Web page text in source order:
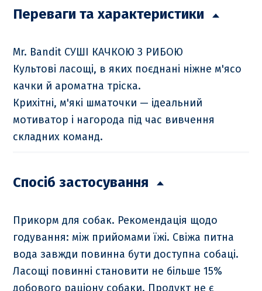
Переваги та характеристики
Mr. Bandit СУШІ КАЧКОЮ З РИБОЮ
Культові ласощі, в яких поєднані ніжне м'ясо
качки й ароматна тріска.
Крихітні, м'які шматочки — ідеальний
мотиватор і нагорода під час вивчення
складних команд.
Спосіб застосування
Прикорм для собак. Рекомендація щодо
годування: між прийомами їжі. Свіжа питна
вода завжди повинна бути доступна собаці.
Ласощі повинні становити не більше 15%
добового раціону собаки. Продукт не є